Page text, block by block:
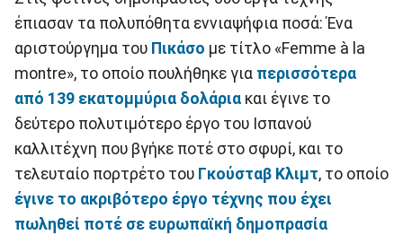
έπιασαν τα πολυπόθητα εννιαψήφια ποσά: Ένα
αριστούργημα του Πικάσο με τίτλο «Femme à la
montre», το οποίο πουλήθηκε για περισσότερα
από 139 εκατομμύρια δολάρια και έγινε το
δεύτερο πολυτιμότερο έργο του Ισπανού
καλλιτέχνη που βγήκε ποτέ στο σφυρί, και το
τελευταίο πορτρέτο του Γκούσταβ Κλιμτ, το οποίο
έγινε το ακριβότερο έργο τέχνης που έχει
πωληθεί ποτέ σε ευρωπαϊκή δημοπρασία